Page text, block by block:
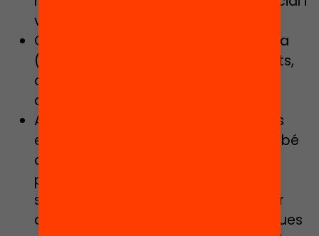
vivencial.
Coordinar la capacitació continuada
(trimestral) dels docents participants,
al llarg de la intervenció, juntament
amb el tècnic d’I+D del programa.
Alinear, assessorar i acompanyar als
equips docents en l’arrencada i també
al llarg del desenvolupament del
projecte, a través d’espais de
seguiment, feedback i orientació per
ajustar la metodologia i les dinàmiques